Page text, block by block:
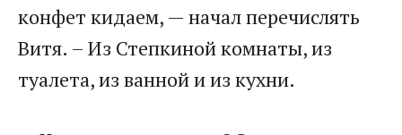
конфет кидаем, — начал перечислять
Витя. – Из Степкиной комнаты, из
туалета, из ванной и из кухни.